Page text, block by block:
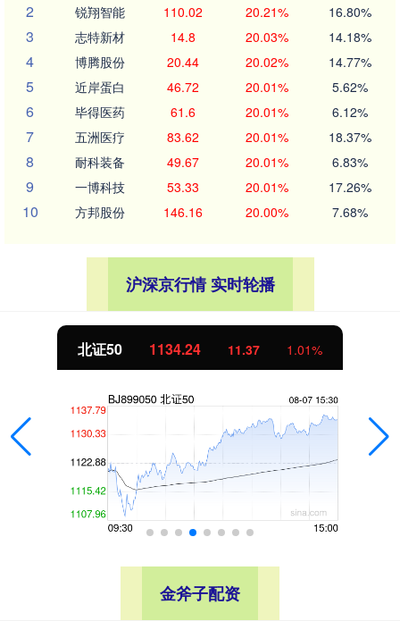
2 锐翔智能 110.02 20.21% 16.80%
3 志特新材 14.8 20.03% 14.18%
4 博腾股份 20.44 20.02% 14.77%
5 近岸蛋白 46.72 20.01% 5.62%
6 毕得医药 61.6 20.01% 6.12%
7 五洲医疗 83.62 20.01% 18.37%
8 耐科装备 49.67 20.01% 6.83%
9 一博科技 53.33 20.01% 17.26%
10 方邦股份 146.16 20.00% 7.68%
沪深京行情 实时轮播
北证50 1134.24 11.37 1.01%
金斧子配资